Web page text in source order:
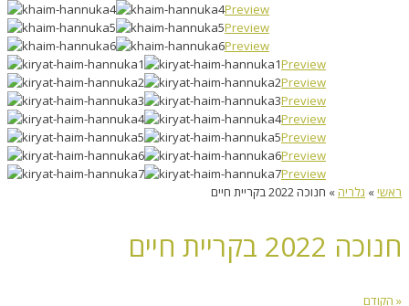
Preview
Preview
Preview
Preview
Preview
Preview
Preview
Preview
Preview
Preview
ראשי» גלריה» חנוכה 2022 בקריית חיים
חנוכה 2022 בקריית חיים
« הקודם